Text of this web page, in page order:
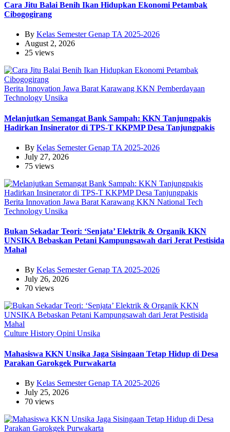
Cara Jitu Balai Benih Ikan Hidupkan Ekonomi Petambak
Cibogogirang
By Kelas Semester Genap TA 2025-2026
August 2, 2026
25 views
Berita Innovation Jawa Barat Karawang KKN Pemberdayaan
Technology Unsika
Melanjutkan Semangat Bank Sampah: KKN Tanjungpakis
Hadirkan Insinerator di TPS-T KKPMP Desa Tanjungpakis
By Kelas Semester Genap TA 2025-2026
July 27, 2026
75 views
Berita Innovation Jawa Barat Karawang KKN National Tech
Technology Unsika
Bukan Sekadar Teori: ‘Senjata’ Elektrik & Organik KKN
UNSIKA Bebaskan Petani Kampungsawah dari Jerat Pestisida
Mahal
By Kelas Semester Genap TA 2025-2026
July 26, 2026
70 views
Culture History Opini Unsika
Mahasiswa KKN Unsika Jaga Sisingaan Tetap Hidup di Desa
Parakan Garokgek Purwakarta
By Kelas Semester Genap TA 2025-2026
July 25, 2026
70 views